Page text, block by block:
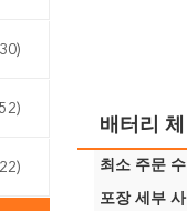
배터리
최소 주문
포장 세부